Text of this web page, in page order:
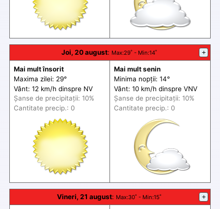
Joi, 20 august: Max:29˚ - Min:14˚ +
Mai mult însorit
Maxima zilei: 29°
Vânt: 12 km/h dinspre NV
Șanse de precipitații: 10%
Cantitate precip.: 0
Mai mult senin
Minima nopții: 14°
Vânt: 10 km/h dinspre VNV
Șanse de precipitații: 10%
Cantitate precip.: 0
Vineri, 21 august: Max:30˚ - Min:15˚ +